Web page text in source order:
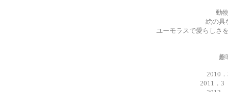
動
絵の具
ユーモラスで愛らしさ
趣
2010
2011．